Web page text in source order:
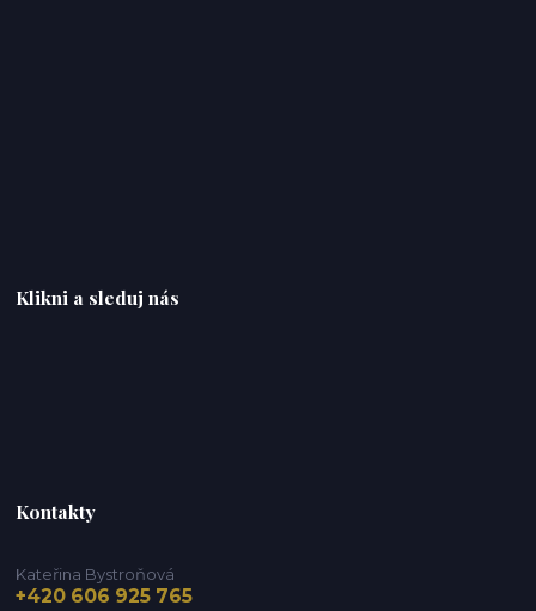
Klikni a sleduj nás
Kontakty
Kateřina Bystroňová
+420 606 925 765